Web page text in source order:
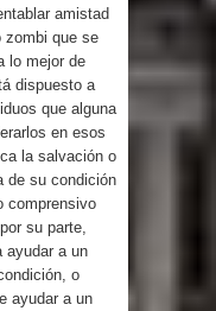
amistad
zombi que se
lo mejor de
dispuesto a
que alguna
en esos
la salvación o
de su condición
comprensivo
su parte,
ayudar a un
o
ayudar a un